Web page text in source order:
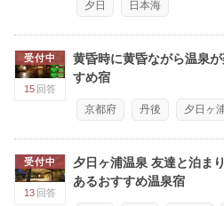
夕日 日本海
受付中
15 回答
黄昏時に黄昏ながら温泉
すめ宿
京都府 丹後 夕日ヶ
受付中
13 回答
夕日ヶ浦温泉 友達と泊ま
あるおすすめ温泉宿